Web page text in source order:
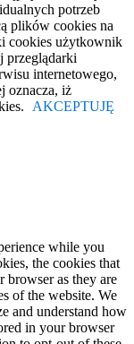
potrzeb
plików cookies na
cookies użytkownik
przeglądarki
internetowego,
oznacza, iż
AKCEPTUJĘ
while you
the cookies that
browser as they are
of the website. We
and understand how
in your browser